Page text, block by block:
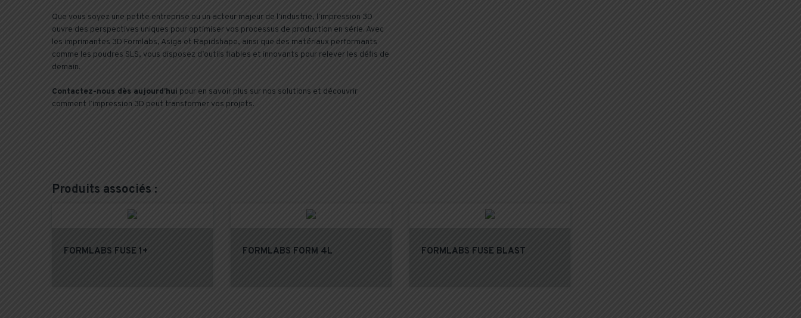
Que vous soyez une petite entreprise ou un acteur majeur de l’industrie, l’impression 3D
ouvre des perspectives uniques pour optimiser vos processus de production en série. Avec
les imprimantes 3D Formlabs, Asiga et Rapidshape, ainsi que des matériaux performants
comme les poudres SLS, vous disposez d’outils fiables et innovants pour relever les défis de
demain.
Contactez-nous dès aujourd’hui pour en savoir plus sur nos solutions et découvrir
comment l’impression 3D peut transformer vos projets.
Produits associés :
FORMLABS FUSE 1+ FORMLABS FORM 4L FORMLABS FUSE BLAST